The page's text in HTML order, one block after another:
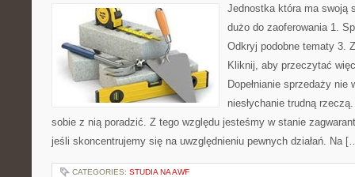
Jednostka która ma swoją
dużo do zaoferowania 1.
Odkryj podobne tematy 3.
Kliknij, aby przeczytać
Dopełnianie sprzedaży
niesłychanie trudną
sobie z nią poradzić. Z tego względu jesteśmy w stanie
jeśli skoncentrujemy się na uwzględnieniu pewnych działań. Na
CATEGORIES: STUDIA NA AWF